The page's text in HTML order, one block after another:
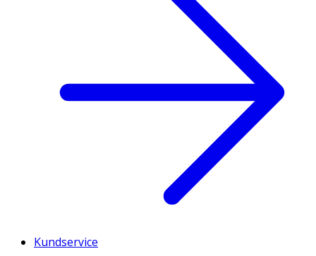
Kundservice